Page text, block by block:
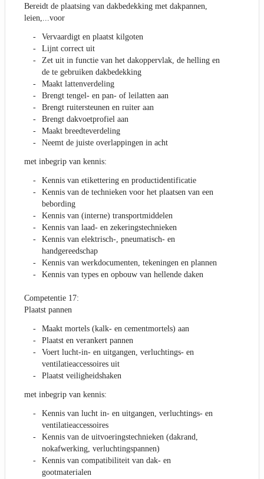
Bereidt de plaatsing van dakbedekking met dakpannen,
leien,...voor
Vervaardigt en plaatst kilgoten
Lijnt correct uit
Zet uit in functie van het dakoppervlak, de helling en
de te gebruiken dakbedekking
Maakt lattenverdeling
Brengt tengel- en pan- of leilatten aan
Brengt ruitersteunen en ruiter aan
Brengt dakvoetprofiel aan
Maakt breedteverdeling
Neemt de juiste overlappingen in acht
met inbegrip van kennis:
Kennis van etikettering en productidentificatie
Kennis van de technieken voor het plaatsen van een
bebording
Kennis van (interne) transportmiddelen
Kennis van laad- en zekeringstechnieken
Kennis van elektrisch-, pneumatisch- en
handgereedschap
Kennis van werkdocumenten, tekeningen en plannen
Kennis van types en opbouw van hellende daken
Competentie 17:
Plaatst pannen
Maakt mortels (kalk- en cementmortels) aan
Plaatst en verankert pannen
Voert lucht-in- en uitgangen, verluchtings- en
ventilatieaccessoires uit
Plaatst veiligheidshaken
met inbegrip van kennis:
Kennis van lucht in- en uitgangen, verluchtings- en
ventilatieaccessoires
Kennis van de uitvoeringstechnieken (dakrand,
nokafwerking, verluchtingspannen)
Kennis van compatibiliteit van dak- en
gootmaterialen